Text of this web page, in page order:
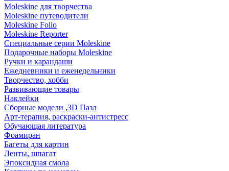
Moleskine для творчества
Moleskine путеводители
Moleskine Folio
Moleskine Reporter
Специальные серии Moleskine
Подарочные наборы Moleskine
Ручки и карандаши
Ежедневники и еженедельники
Творчество, хобби
Развивающие товары
Наклейки
Сборные модели ,3D Пазл
Арт-терапия, раскраски-антистресс
Обучающая литература
Фоамиран
Багеты для картин
Ленты, шпагат
Эпоксидная смола